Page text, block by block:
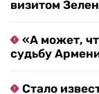
визитом
«А может,
судьбу
Стало